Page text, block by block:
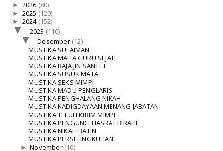
► 2026 (80)
► 2025 (120)
► 2024 (152)
▼ 2023 (110)
▼Desember (12)
MUSTIKA SULAIMAN
MUSTIKA MAHA GURU SEJATI
MUSTIKA RAJA JIN SANTET
MUSTIKA SUSUK MATA
MUSTIKA SEKS MIMPI
MUSTIKA MADU PENGLARIS
MUSTIKA PENGHALANG NIKAH
MUSTIKA KADIGDAYAAN MENANG JABATAN
MUSTIKA TELUH KIRIM MIMPI
MUSTIKA PENGUNCI HASRAT BIRAHI
MUSTIKA NIKAH BATIN
MUSTIKA PERSELINGKUHAN
►November (10)